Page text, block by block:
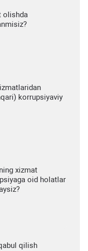
olishda
korrupsiyaviy
xizmat
oid holatlar
qilish